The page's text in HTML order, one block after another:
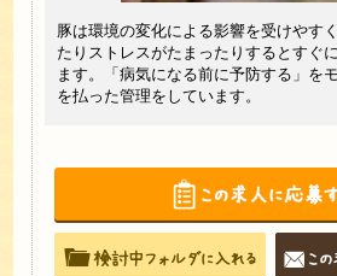
で
主
。
豚は環境の変化による影響を受けやす
たりストレスがたまったりするとすぐ
ます。「病気になる前に予防する」を
を払った管理をしています。